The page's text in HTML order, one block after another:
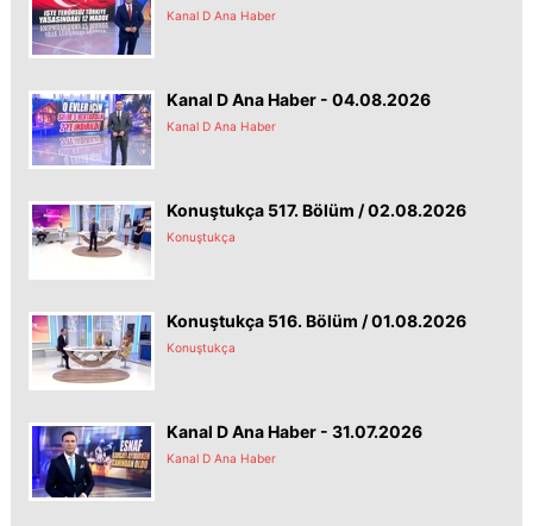
Kanal D Ana Haber
Kanal D Ana Haber - 04.08.2026
Kanal D Ana Haber
Konuştukça 517. Bölüm / 02.08.2026
Konuştukça
Konuştukça 516. Bölüm / 01.08.2026
Konuştukça
Kanal D Ana Haber - 31.07.2026
Kanal D Ana Haber